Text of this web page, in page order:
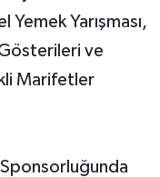
Yarışması,
ve
Marifetler
Sponsorluğunda